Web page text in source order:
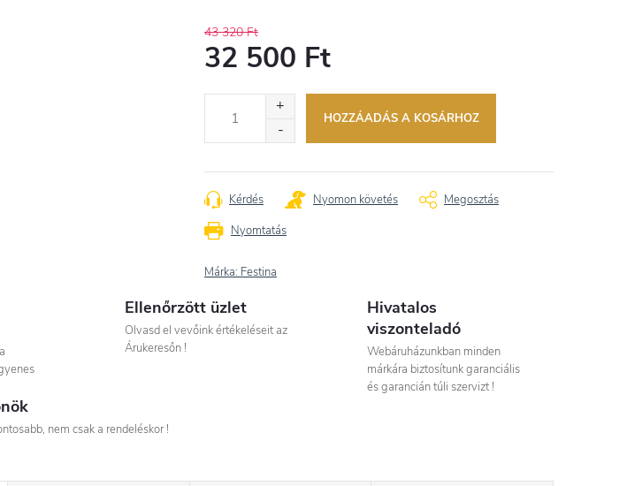
43 320 Ft
32 500 Ft
HOZZÁADÁS A KOSÁRHOZ
Nyomtatás
Kérdés Nyomon követés Megosztás
Márka: Festina
Ellenőrzött üzlet
Olvasd el vevőink értékeléseit az
Árukeresőn !
Hivatalos
viszonteladó
Webáruházunkban minden
márkára biztosítunk garanciális
és garancián túli szervizt !
nem csak a rendeléskor !